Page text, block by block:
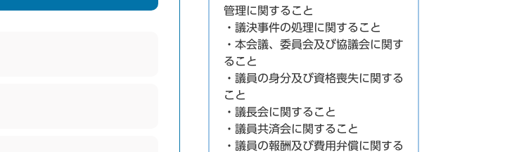
管理に関すること
・議決事件の処理に関すること
・本会議、委員会及び協議会に関す
ること
・議員の身分及び資格喪失に関する
こと
・議長会に関すること
・議員共済会に関すること
・議員の報酬及び費用弁償に関する